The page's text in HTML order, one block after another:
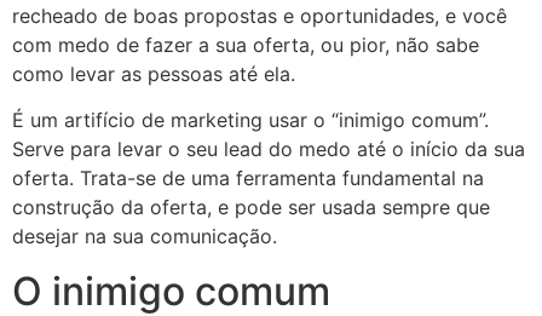
recheado de boas propostas e oportunidades, e você
com medo de fazer a sua oferta, ou pior, não sabe
como levar as pessoas até ela.
É um artifício de marketing usar o “inimigo comum”.
Serve para levar o seu lead do medo até o início da sua
oferta. Trata-se de uma ferramenta fundamental na
construção da oferta, e pode ser usada sempre que
desejar na sua comunicação.
O inimigo comum